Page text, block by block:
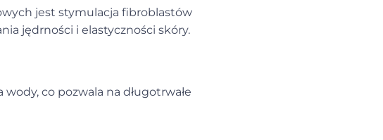
jest stymulacja fibroblastów
jędrności i elastyczności skóry.
co pozwala na długotrwałe